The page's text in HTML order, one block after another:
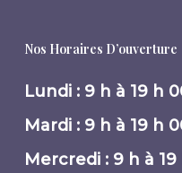
Nos Horaires D’ouverture
Lundi : 9 h à 19 h
Mardi : 9 h à 19 h
Mercredi : 9 h à